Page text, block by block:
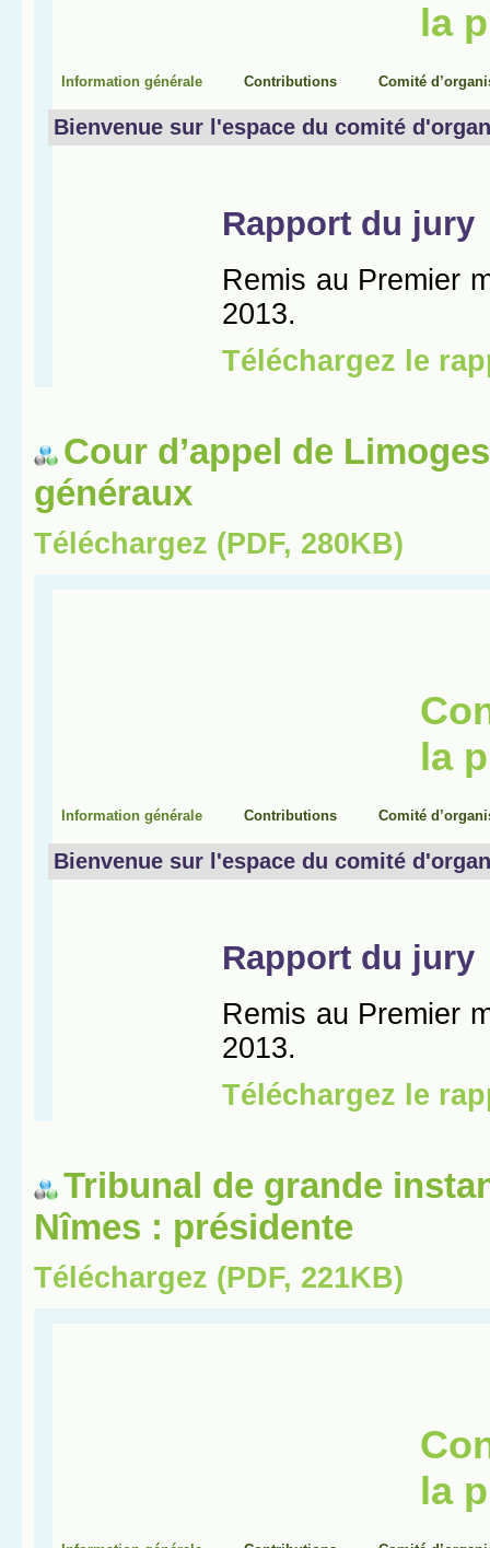
Cour d’appel de
généraux
Téléchargez (PDF, 280KB)
Tribunal de grande
Nîmes : présidente
Téléchargez (PDF, 221KB)